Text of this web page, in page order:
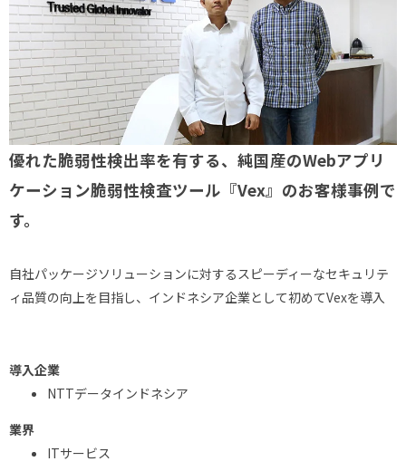
優れた脆弱性検出率を有する、純国産のWebアプリ
ケーション脆弱性検査ツール『Vex』のお客様事例で
す。
自社パッケージソリューションに対するスピーディーなセキュリテ
ィ品質の向上を目指し、インドネシア企業として初めてVexを導入
導入企業
NTTデータインドネシア
業界
ITサービス